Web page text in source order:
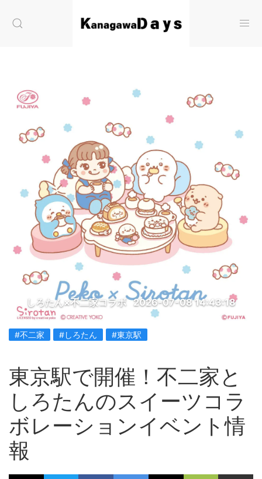
しろたん×不二家コラボ 2026-07-08 14:43:18
#不二家 #しろたん #東京駅
東京駅で開催！不二家と
しろたんのスイーツコラ
ボレーションイベント情
報